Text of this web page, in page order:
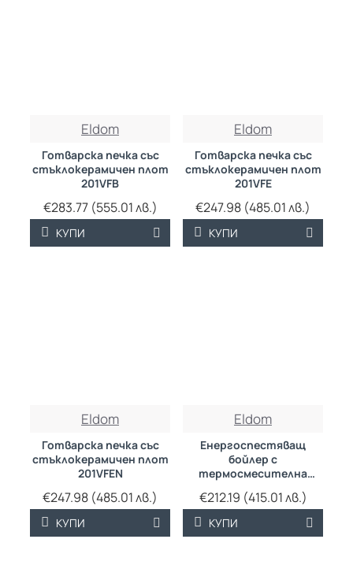
Eldom
Готварска печка със
стъклокерамичен плот
201VFB
€283.77 (555.01 лв.)
КУПИ
Eldom
Готварска печка със
стъклокерамичен плот
201VFE
€247.98 (485.01 лв.)
КУПИ
Eldom
Готварска печка със
стъклокерамичен плот
201VFEN
€247.98 (485.01 лв.)
КУПИ
Eldom
Енергоспестяващ
бойлер с
термосмесителна
система, 100
€212.19 (415.01 лв.)
КУПИ